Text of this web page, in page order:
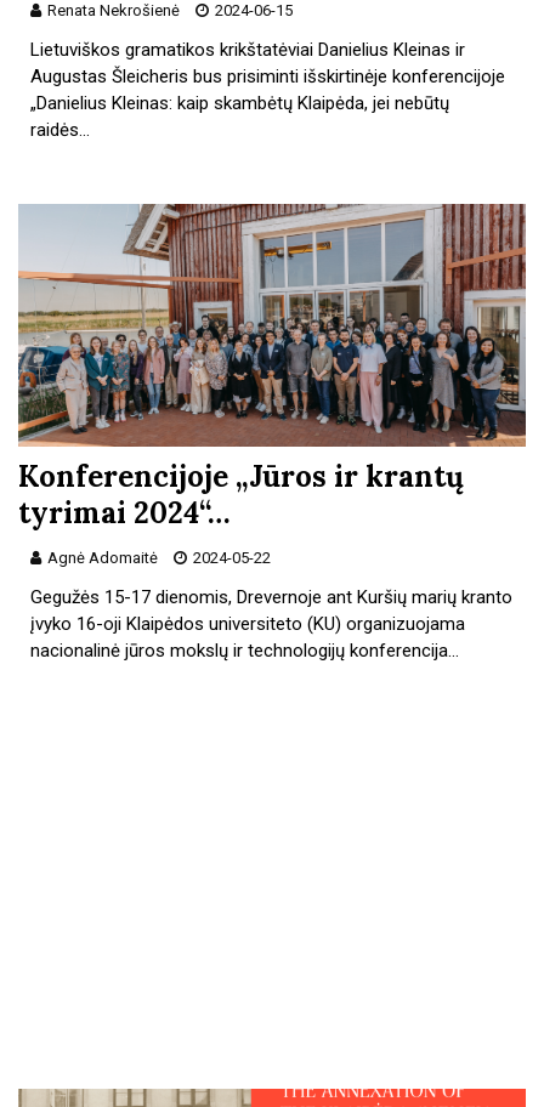
Renata Nekrošienė 2024-06-15
Lietuviškos gramatikos krikštatėviai Danielius Kleinas ir
Augustas Šleicheris bus prisiminti išskirtinėje konferencijoje
„Danielius Kleinas: kaip skambėtų Klaipėda, jei nebūtų
raidės…
Konferencijoje „Jūros ir krantų
tyrimai 2024“…
Agnė Adomaitė 2024-05-22
Gegužės 15-17 dienomis, Drevernoje ant Kuršių marių kranto
įvyko 16-oji Klaipėdos universiteto (KU) organizuojama
nacionalinė jūros mokslų ir technologijų konferencija…